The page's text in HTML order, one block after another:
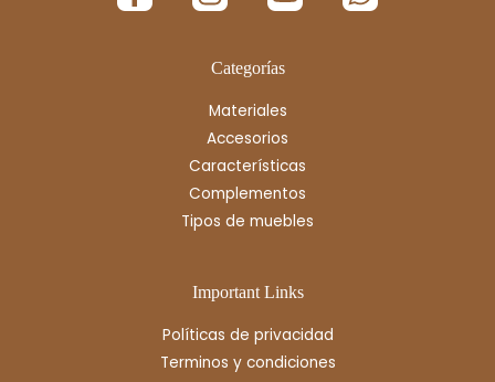
Categorías
Materiales
Accesorios
Características
Complementos
Tipos de muebles
Important Links
Políticas de privacidad
Terminos y condiciones